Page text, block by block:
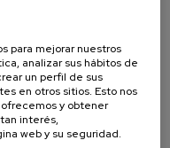
€
para mejorar nuestros
analizar sus hábitos de
un perfil de sus
en otros sitios. Esto nos
y obtener
interés,
web y su seguridad.